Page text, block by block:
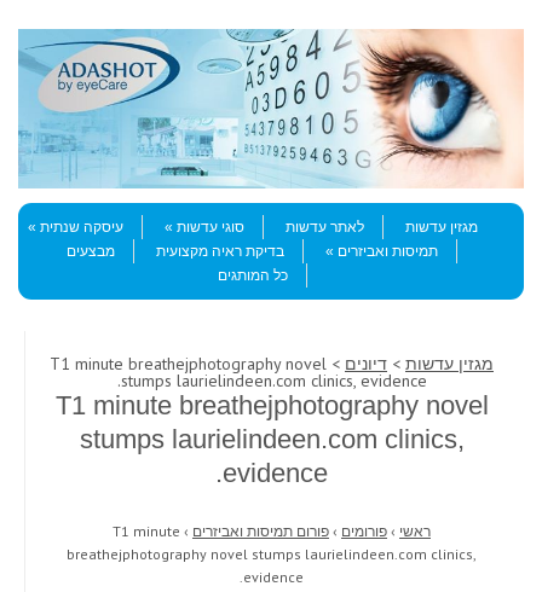
Menu
Skip to content
מגזין עדשות
לאתר עדשות סוגי עדשות
עיסקה שנתית
תמיסות ואביזרים
בדיקת ראיה מקצועית
מבצעים
כל המותגים
מגזין עדשות > דיונים > T1 minute breathejphotography novel
stumps laurielindeen.com clinics, evidence.
T1 minute breathejphotography novel
stumps laurielindeen.com clinics,
evidence.
ראשי › פורומים › פורום תמיסות ואביזרים ›
T1 minute
breathejphotography novel stumps laurielindeen.com clinics,
evidence.